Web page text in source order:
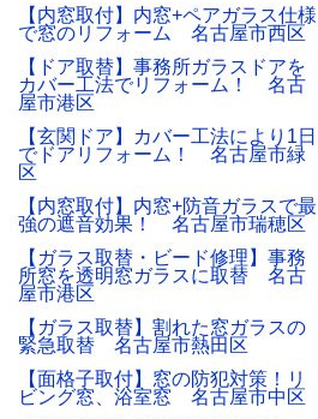
【内窓取付】内窓+ペアガラス仕様
で窓のリフォーム 名古屋市西区
【ドア取替】事務所ガラスドアを
カバー工法でリフォーム！ 名古
屋市港区
【玄関ドア】カバー工法により1日
でドアリフォーム！ 名古屋市緑
区
【内窓取付】内窓+防音ガラスで最
強の遮音効果！ 名古屋市瑞穂区
【ガラス取替・ビード修理】事務
所窓を透明窓ガラスに取替 名古
屋市港区
【ガラス取替】割れた窓ガラスの
緊急取替 名古屋市熱田区
【面格子取付】窓の防犯対策！リ
ビング窓、浴室窓 名古屋市中区